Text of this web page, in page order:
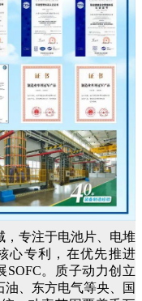
，专注于电池片、电堆
心专利，在优先推进
SOFC。质子动力创立
、东方电气等央、国